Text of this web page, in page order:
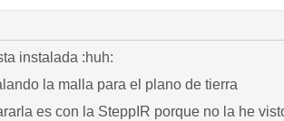
instalada :huh:
la malla para el plano de tierra
es con la SteppIR porque no la he